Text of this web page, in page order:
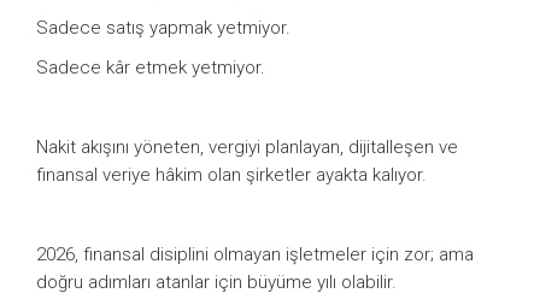
Sadece satış yapmak yetmiyor.
Sadece kâr etmek yetmiyor.
Nakit akışını yöneten, vergiyi planlayan, dijitalleşen ve
finansal veriye hâkim olan şirketler ayakta kalıyor.
2026, finansal disiplini olmayan işletmeler için zor; ama
doğru adımları atanlar için büyüme yılı olabilir.